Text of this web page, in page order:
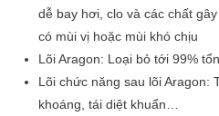
dễ bay hơi, clo và các chất
có mùi vị hoặc mùi khó chịu
Lõi Aragon: Loại bỏ tới 99%
Lõi chức năng sau lõi Aragon:
khoáng, tái diệt khuẩn…